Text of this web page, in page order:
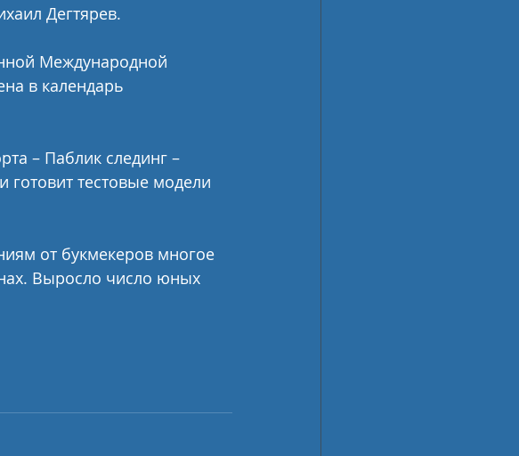
Дегтярев.
Международной
в календарь
– Паблик слединг –
тестовые модели
от букмекеров многое
Выросло число юных